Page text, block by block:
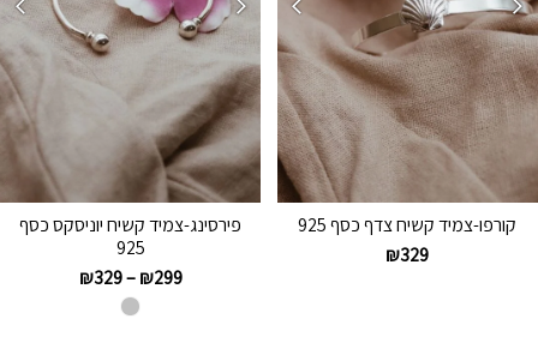
קורפו-צמיד קשיח צדף כסף 925
₪329
פירסינג-צמיד קשיח יוניסקס כסף
925
₪299
–
₪329